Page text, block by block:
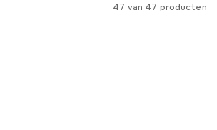
47 van 47 producten